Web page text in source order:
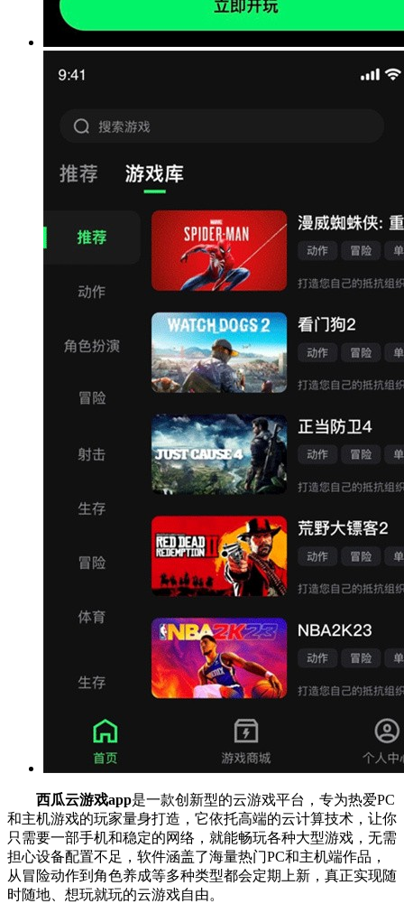
西瓜云游戏app是一款创新型的云游戏平台，专为热爱PC
和主机游戏的玩家量身打造，它依托高端的云计算技术，让你
只需要一部手机和稳定的网络，就能畅玩各种大型游戏，无需
担心设备配置不足，软件涵盖了海量热门PC和主机端作品，
从冒险动作到角色养成等多种类型都会定期上新，真正实现随
时随地、想玩就玩的云游戏自由。